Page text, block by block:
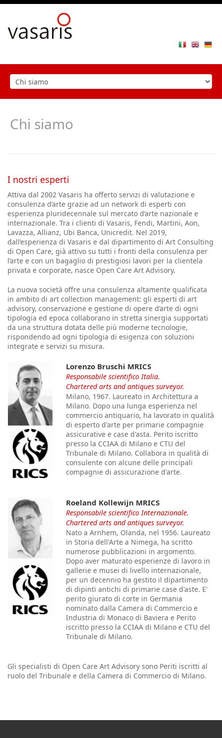
Chi siamo
I nostri esperti
Attiva dal 2002 Vasaris ha offerto servizi di valutazione e
consulenza d’arte grazie ad un network di esperti con
esperienza pluridecennale sul mercato d’arte nazionale e
internazionale. Tra i clienti di Vasaris, Fendi, Martini, Aon,
Lavazza, Allianz, Ubi Banca, Unicredit. Nel 2019,
dall’esperienza di Vasaris e dal dipartimento di Art Consulting
di Open Care, già attivo su tutti i fronti della consulenza per
l’arte e con un bagaglio di prestigiosi lavori per la clientela
privata e corporate, nasce Open Care Art Advisory.
La nuova società offre una consulenza altamente qualificata
in ambito di art collection management: gli esperti di art
advisory, conservazione e gestione di opere d’arte di ogni
tipologia ed epoca collaborano in stretta sinergia supportati
da una struttura dotata delle più moderne tecnologie,
rispondendo ad ogni tipologia di esigenza con soluzioni
integrate e servizi su misura.
Lorenzo Bruschi MRICS
Responsabile scientifico Italia.
Chartered arts and antiques surveyor.
Milano, 1967. Laureato in Architettura a
Milano. Dopo una lunga esperienza nel
commercio antiquario, ha lavorato in qualità
di esperto d'arte per primarie compagnie
assicurative e case d'asta. Perito iscritto
presso la CCIAA di Milano e CTU del
Tribunale di Milano. Collabora in qualità di
consulente con alcune delle principali
compagnie di assicurazione d'arte.
Roeland Kollewijn MRICS
Responsabile scientifico Internazionale.
Chartered arts and antiques surveyor.
Nato a Arnhem, Olanda, nel 1956. Laureato
in Storia dell'Arte a Nimega, ha scritto
numerose pubblicazioni in argomento.
Dopo aver maturato esperienze di lavoro in
gallerie e musei di livello internazionale,
per un decennio ha gestito il dipartimento
di dipinti antichi di primarie case d'aste. E'
perito giurato di corte in Germania
nominato dalla Camera di Commercio e
Industria di Monaco di Baviera e Perito
iscritto presso la CCIAA di Milano e CTU del
Tribunale di Milano.
Gli specialisti di Open Care Art Advisory sono Periti iscritti al
ruolo del Tribunale e della Camera di Commercio di Milano.